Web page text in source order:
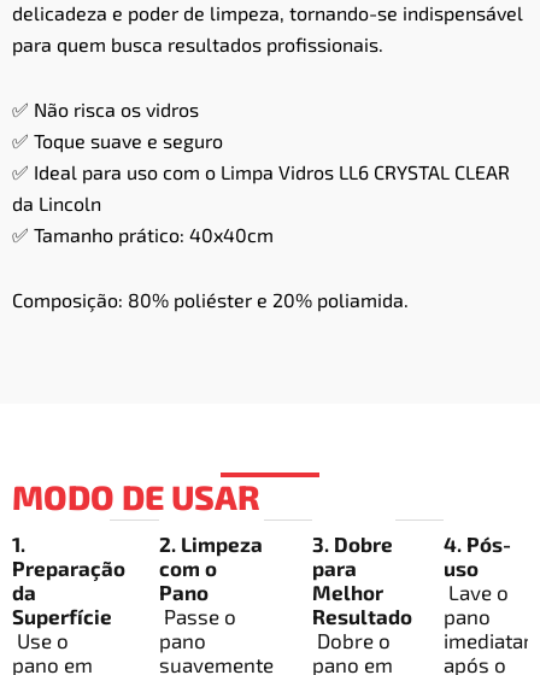
delicadeza e poder de limpeza, tornando-se indispensável
para quem busca resultados profissionais.
✅ Não risca os vidros
✅ Toque suave e seguro
✅ Ideal para uso com o Limpa Vidros LL6 CRYSTAL CLEAR
da Lincoln
✅ Tamanho prático: 40x40cm
Composição: 80% poliéster e 20% poliamida.
MODO DE USAR
1.
Preparação
da
Superfície
Use o
pano em
2. Limpeza
com o
Pano
Passe o
pano
suavemente
3. Dobre
para
Melhor
Resultado
Dobre o
pano em
4. Pós-
uso
Lave o
pano
após o